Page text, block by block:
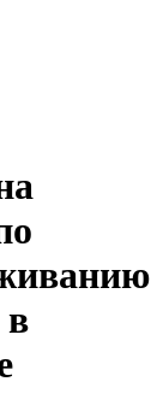
в